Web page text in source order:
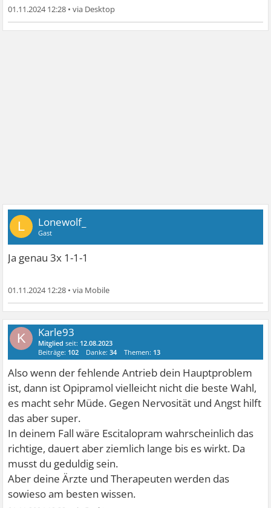
01.11.2024 12:28 •
L Lonewolf_
Gast
Ja genau 3x 1-1-1
01.11.2024 12:28 •
K Karle93
Mitglied seit: 12.08.2023
Beiträge: 102 Danke:34 Themen: 13
Also wenn der fehlende Antrieb dein Hauptproblem
ist, dann ist Opipramol vielleicht nicht die beste Wahl,
es macht sehr Müde. Gegen Nervosität und Angst hilft
das aber super.
In deinem Fall wäre Escitalopram wahrscheinlich das
richtige, dauert aber ziemlich lange bis es wirkt. Da
musst du geduldig sein.
Aber deine Ärzte und Therapeuten werden das
sowieso am besten wissen.